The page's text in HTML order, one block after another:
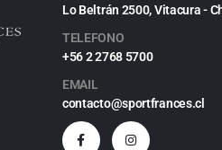
Lo Beltrán 2500, Vitacura -
TELEFONO
+56 2 2768 5700
EMAIL
contacto@sportfrances.cl